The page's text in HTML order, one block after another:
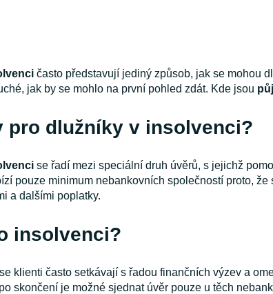
často představují jediný způsob, jak se mohou
jak by se mohlo na první pohled zdát. Kde jsou
pro dlužníky v insolvenci?
se řadí mezi speciální druh úvěrů, s jejichž
pouze minimum nebankovních společností proto,
a dalšími poplatky.
insolvenci?
klienti často setkávají s řadou finančních výzev a
skončení je možné sjednat úvěr pouze u těch